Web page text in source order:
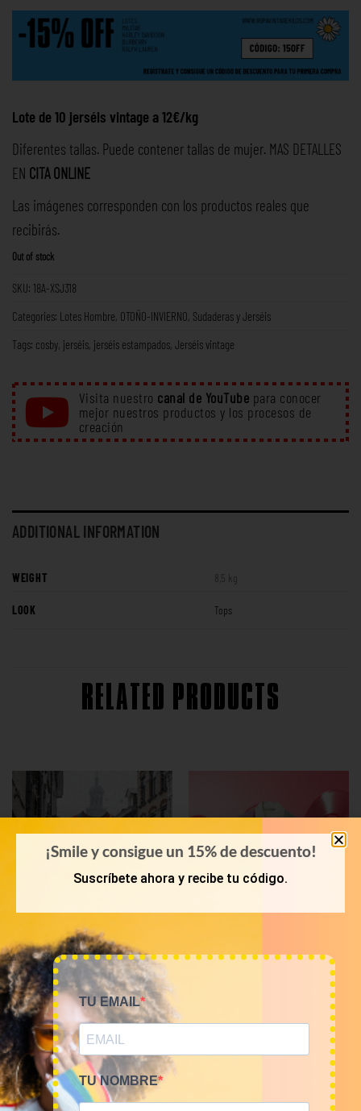
Lote de 10 jerséis vintage a 12€/kg
Diferentes tallas. Puede contener tallas de mujer. MAS DETALLES
EN CITA ONLINE
Las imágenes corresponden con los productos reales que
recibirás.
Out of stock
SKU: 18A-XSJ318
Categories: Lotes Hombre OTOÑO-INVIERNO Sudaderas y Jerséis
Tags: cosby jerséis jerséis estampados Jerséis vintage
Visita nuestro canal de YouTube para conocer
mejor nuestros productos y los procesos de
creación
ADDITIONAL INFORMATION
WEIGHT 8,5 kg
LOOK Tops
RELATED PRODUCTS
OTOÑO-INVIERNO
Mix jerseis vintage 12€/kg
60,00€–240,00€ (sin IVA)
Mix de prendas vintage
7€/kg
(sin IVA)
¡Smile y consigue un 15% de descuento!
Suscríbete ahora y recibe tu código.
TU EMAIL
TU NOMBRE